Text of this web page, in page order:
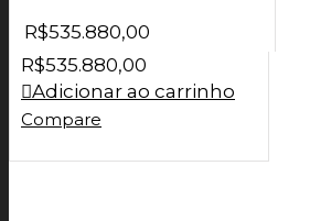
R$535.880,00
R$535.880,00
Adicionar ao carrinho
Compare